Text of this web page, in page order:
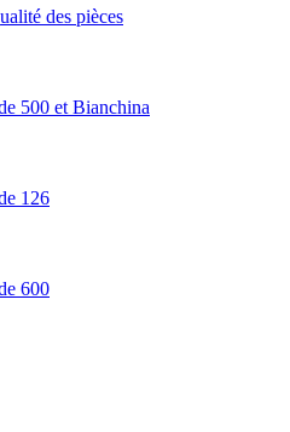
des pièces
500 et Bianchina
126
600